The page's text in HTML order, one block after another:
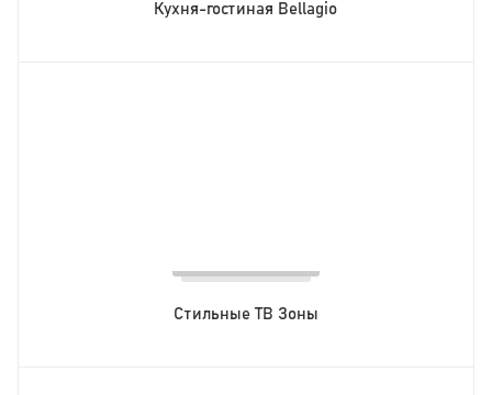
Кухня-гостиная Bellagio
Стильные ТВ Зоны